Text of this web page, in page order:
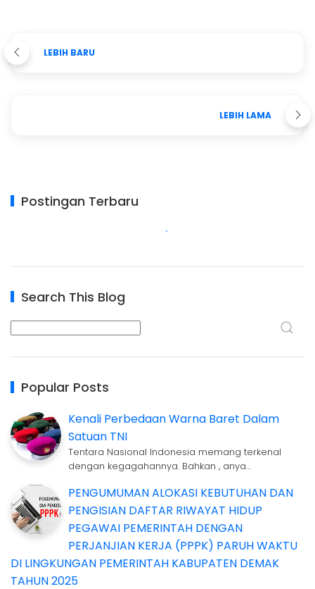
LEBIH BARU
LEBIH LAMA
Postingan Terbaru
Search This Blog
Popular Posts
Kenali Perbedaan Warna Baret Dalam
Satuan TNI
Tentara Nasional Indonesia memang terkenal
dengan kegagahannya. Bahkan , anya…
PENGUMUMAN ALOKASI KEBUTUHAN DAN
PENGISIAN DAFTAR RIWAYAT HIDUP
PEGAWAI PEMERINTAH DENGAN
PERJANJIAN KERJA (PPPK) PARUH WAKTU
DI LINGKUNGAN PEMERINTAH KABUPATEN DEMAK
TAHUN 2025